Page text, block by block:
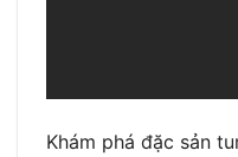
Khám phá đặc sản